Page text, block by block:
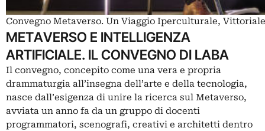
Convegno Metaverso. Un Viaggio Iperculturale,
METAVERSO E INTELLIGENZA
ARTIFICIALE. IL CONVEGNO DI LABA
Il convegno, concepito come una vera e propria
drammaturgia all’insegna dell’arte e della tecnologia,
nasce dall’esigenza di unire la ricerca sul Metaverso,
avviata un anno fa da un gruppo di docenti
programmatori, scenografi, creativi e architetti dentro